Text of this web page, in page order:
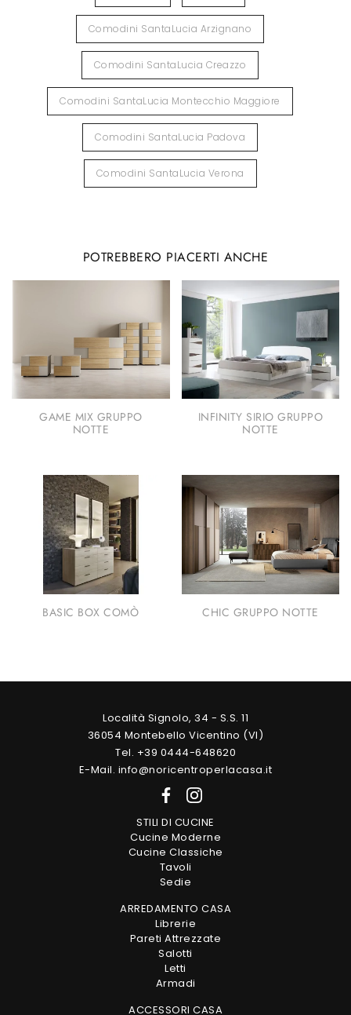
Comodini SantaLucia Arzignano
Comodini SantaLucia Creazzo
Comodini SantaLucia Montecchio Maggiore
Comodini SantaLucia Padova
Comodini SantaLucia Verona
POTREBBERO PIACERTI ANCHE
GAME MIX GRUPPO
NOTTE
INFINITY SIRIO GRUPPO
NOTTE
BASIC BOX COMÒ CHIC GRUPPO NOTTE
Località Signolo, 34 - S.S. 11
36054 Montebello Vicentino (VI)
Tel. +39 0444-648620
E-Mail. info@noricentroperlacasa.it
STILI DI CUCINE
Cucine Moderne
Cucine Classiche
Tavoli
Sedie
ARREDAMENTO CASA
Librerie
Pareti Attrezzate
Salotti
Letti
Armadi
ACCESSORI CASA